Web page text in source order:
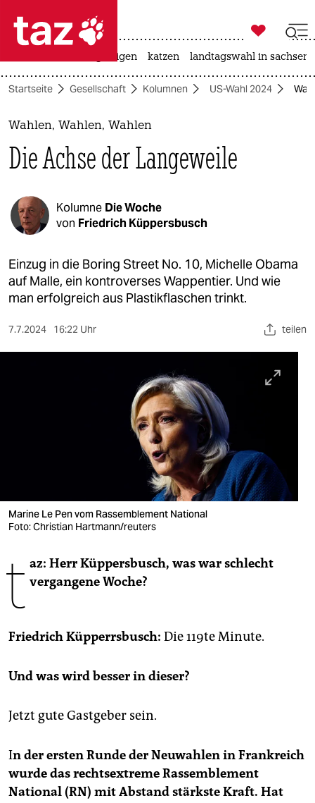
 taz zahl ich
taz zahl ich
themen
politik
öko
gesellschaft
kultur
sport
nord
fragen & hilfe
genossenschaft
epaper login

taz zahl ich
bergsteigen katzen landtagswahl in
Startseite Gesellschaft Kolumnen US-Wahl 2024
Wahlen, Wahlen, Wahlen
Die Achse der Langeweile
Kolumne Die Woche
von Friedrich Küppersbusch
Einzug in die Boring Street No. 10, Michelle Obama
auf Malle, ein kontroverses Wappentier. Und wie
man erfolgreich aus Plastikflaschen trinkt.
7.7.2024 16:22 Uhr teilen
Marine Le Pen vom Rassemblement National
Foto: Christian Hartmann/reuters
t az: Herr Küppersbusch, was war schlecht
vergangene Woche?
Friedrich Küpperrsbusch: Die 119te Minute.
Und was wird besser in dieser?
Jetzt gute Gastgeber sein.
In der ersten Runde der Neuwahlen in Frankreich
wurde das rechtsextreme Rassemblement
National (RN) mit Abstand stärkste Kraft. Hat